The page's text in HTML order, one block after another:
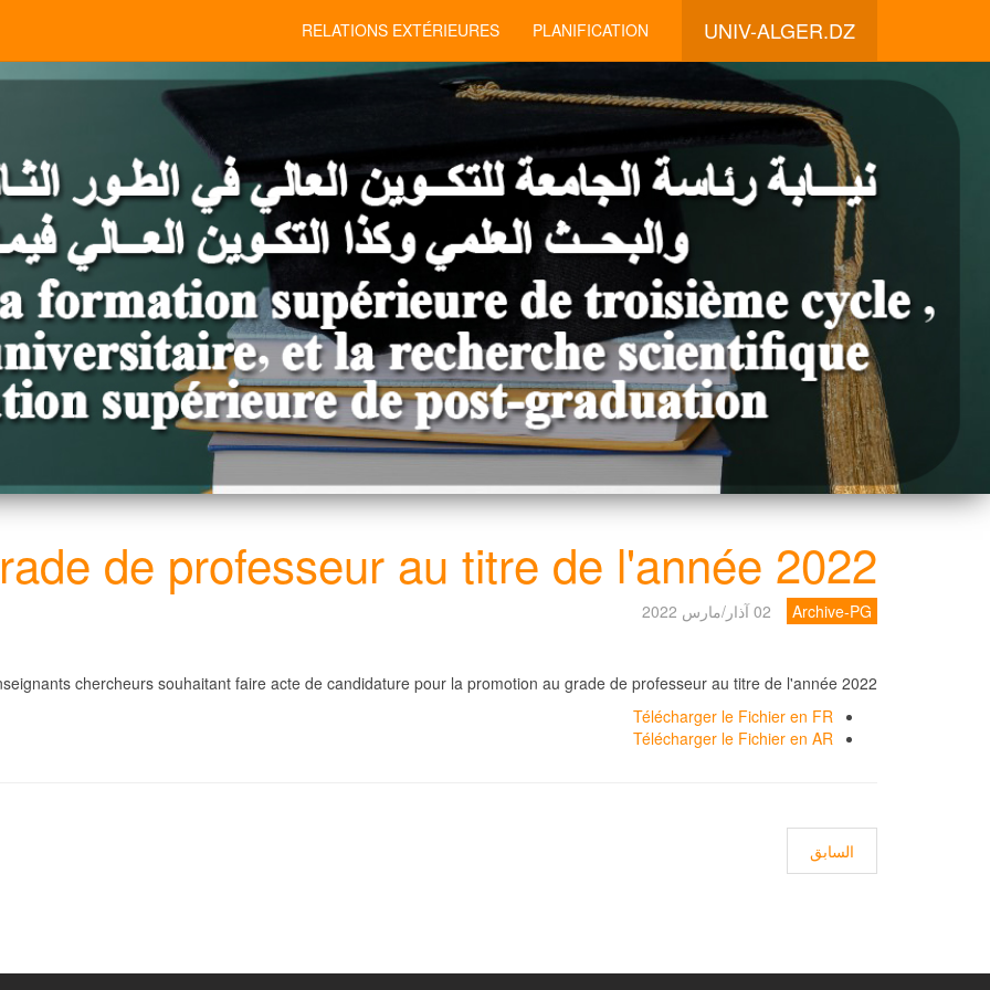
UNIV-ALGER.DZ
PLANIFICATION
RELATIONS EXTÉRIEURES
de professeur au titre de l'année 2022
Archive-PG 02 آذار/مارس 2022
chercheurs souhaitant faire acte de candidature pour la promotion au grade de professeur au titre de l'année 2022
Télécharger le Fichier en FR
Télécharger le Fichier en AR
المقال السابق: نتائج مسابقة الدكتوراه للسنة الجامعية 2021-2022 لكلية العلوم الإسلامية
السابق